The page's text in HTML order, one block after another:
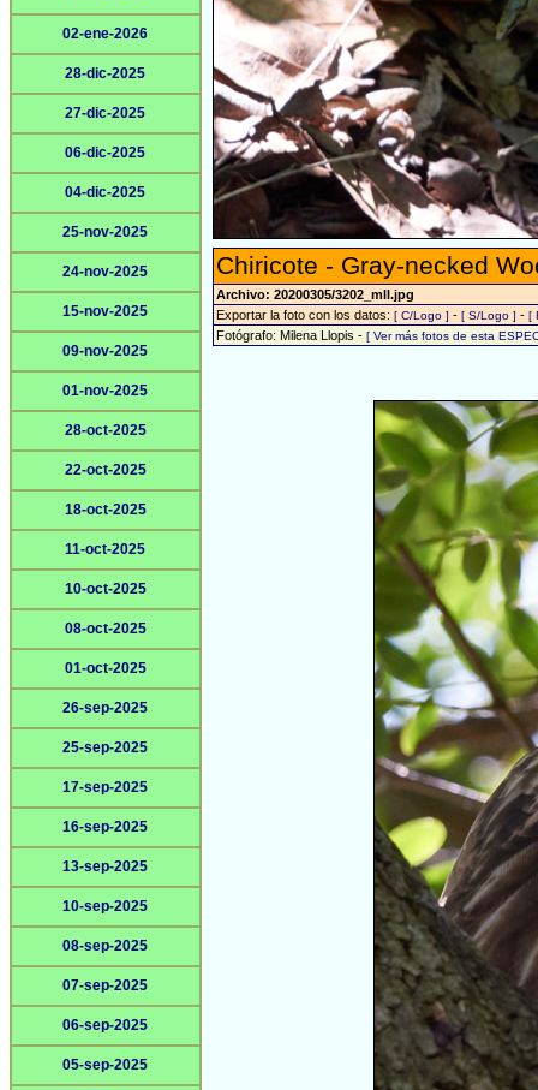
02-ene-2026
28-dic-2025
27-dic-2025
06-dic-2025
04-dic-2025
25-nov-2025
24-nov-2025
15-nov-2025
09-nov-2025
01-nov-2025
28-oct-2025
22-oct-2025
18-oct-2025
11-oct-2025
10-oct-2025
08-oct-2025
01-oct-2025
26-sep-2025
25-sep-2025
17-sep-2025
16-sep-2025
13-sep-2025
10-sep-2025
08-sep-2025
07-sep-2025
06-sep-2025
05-sep-2025
Chiricote - Gray-necked
Archivo: 20200305/3202_mll.jpg
Exportar la foto con los datos: [ C/Logo ] - [ S/Logo ] - [
Fotógrafo: Milena Llopis - [ Ver más fotos de esta